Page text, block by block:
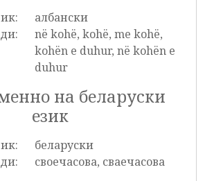
албански
në kohë, kohë, me kohë,
kohën e duhur, në kohën e
duhur
на беларуски
език
беларуски
своечасова, сваечасова